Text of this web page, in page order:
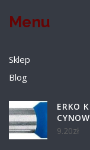
Menu
Sklep
Blog
ERKO
9.20zł